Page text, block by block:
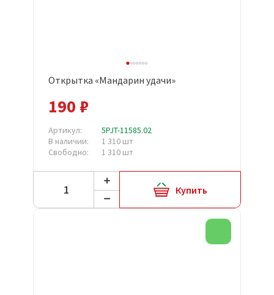
Открытка «Мандарин удачи»
190 ₽
Артикул:
5PJT-11585.02
В наличии:
1 310 шт
Свободно:
1 310 шт
Купить